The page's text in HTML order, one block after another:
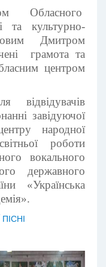
Обласного
та культурно-
Дмитром
грамота та
центром
відвідувачів
завідуючої
народної
роботи
вокального
державного
«Українська